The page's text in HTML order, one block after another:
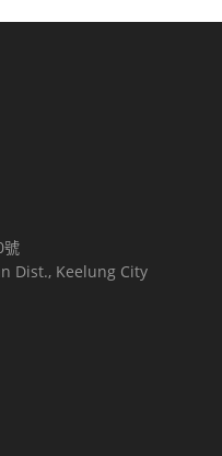
號
Dist., Keelung City